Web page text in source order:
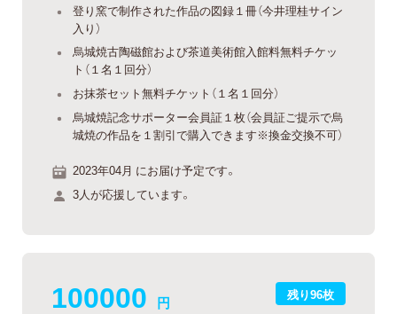
登り窯で制作された作品の図録１冊（今井理桂サイン
入り）
烏城焼古陶磁館および茶道美術館入館料無料チケッ
ト（１名１回分）
お抹茶セット無料チケット（１名１回分）
烏城焼記念サポーター会員証１枚（会員証ご提示で烏
城焼の作品を１割引で購入できます※換金交換不可）
2023年04月 にお届け予定です。
3人が応援しています。
残り96枚
100000 円